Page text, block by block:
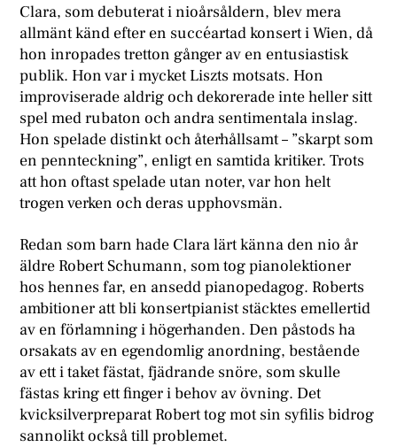
Clara, som debuterat i nioårsåldern, blev mera
allmänt känd efter en succéartad konsert i Wien, då
hon inropades tretton gånger av en entusiastisk
publik. Hon var i mycket Liszts motsats. Hon
improviserade aldrig och dekorerade inte heller sitt
spel med rubaton och andra sentimentala inslag.
Hon spelade distinkt och återhållsamt – ”skarpt som
en pennteckning”, enligt en samtida kritiker. Trots
att hon oftast spelade utan noter, var hon helt
trogen verken och deras upphovsmän.
Redan som barn hade Clara lärt känna den nio år
äldre Robert Schumann, som tog pianolektioner
hos hennes far, en ansedd pianopedagog. Roberts
ambitioner att bli konsertpianist stäcktes emellertid
av en förlamning i högerhanden. Den påstods ha
orsakats av en egendomlig anordning, bestående
av ett i taket fästat, fjädrande snöre, som skulle
fästas kring ett finger i behov av övning. Det
kvicksilverpreparat Robert tog mot sin syfilis bidrog
sannolikt också till problemet.